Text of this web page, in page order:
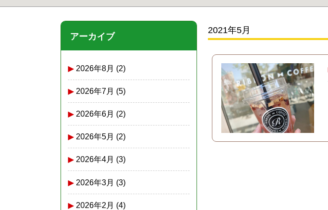
アーカイブ
2026年8月 (2)
2026年7月 (5)
2026年6月 (2)
2026年5月 (2)
2026年4月 (3)
2026年3月 (3)
2026年2月 (4)
2021年5月